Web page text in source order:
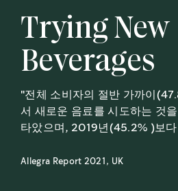
Trying New
Beverages
"전체 소비자의 절반 가까이
서 새로운 음료를 시도하는 것
타았으며, 2019년(45.2% )보
Allegra Report 2021, UK